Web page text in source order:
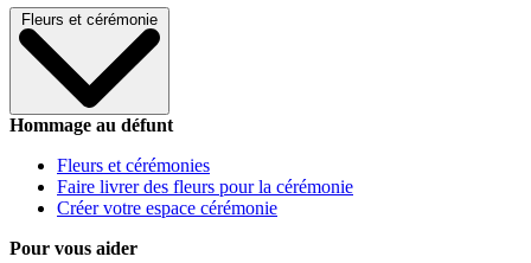
Fleurs et cérémonie
Hommage au défunt
Fleurs et cérémonies
Faire livrer des fleurs pour la cérémonie
Créer votre espace cérémonie
Pour vous aider